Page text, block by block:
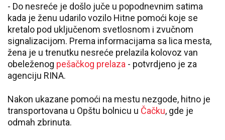
- Do nesreće je došlo juče u popodnevnim satima
kada je ženu udarilo vozilo Hitne pomoći koje se
kretalo pod uključenom svetlosnom i zvučnom
signalizacijom. Prema informacijama sa lica mesta,
žena je u trenutku nesreće prelazila kolovoz van
obeleženog pešačkog prelaza - potvrdjeno je za
agenciju RINA.
Nakon ukazane pomoći na mestu nezgode, hitno je
transportovana u Opštu bolnicu u Čačku, gde je
odmah zbrinuta.